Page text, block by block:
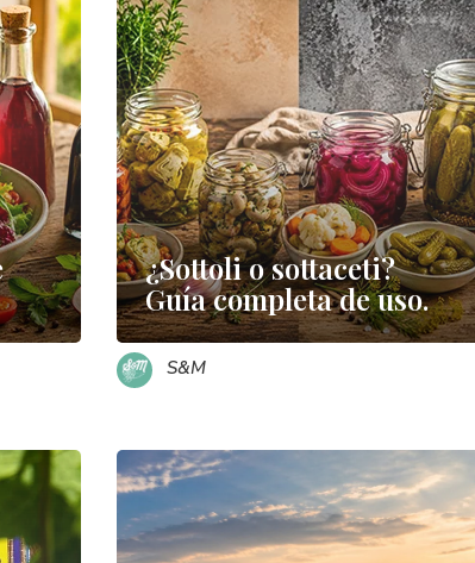
¿Sottoli o sottaceti?
Guía completa de uso.
S&M